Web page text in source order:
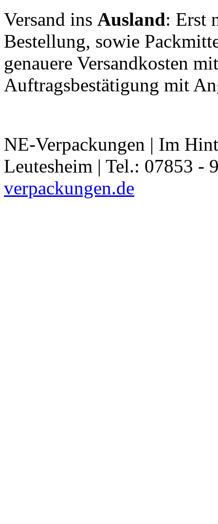
Versand ins Ausland: Erst
Bestellung, sowie
genauere Versandkosten
Auftragsbestätigung mit
NE-Verpackungen | Im
Leutesheim | Tel.: 07853 -
verpackungen.de